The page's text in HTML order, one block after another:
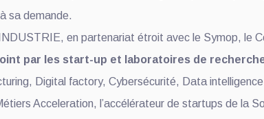
sa demande.
INDUSTRIE, en partenariat étroit avec le Symop, le
par les start-up et laboratoires de
Digital factory, Cybersécurité, Data
Acceleration, l’accélérateur de startups de la